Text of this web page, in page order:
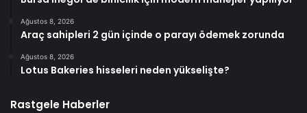
Ağustos 8, 2026
Araç sahipleri 2 gün içinde o parayı ödemek zorunda
Ağustos 8, 2026
Lotus Bakeries hisseleri neden yükselişte?
Rastgele Haberler